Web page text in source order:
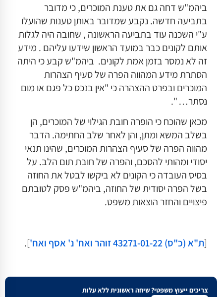
ביהמ"ש דחה גם את טענת המוכרים, כי מדובר
בתביעה חדשה. נקבע שמדובר באותן טענות שהועלו
ע"י השכנה עוד בתביעה הראשונה , שחובה היה לגלות
אותם לקונים כבר במועד הראשון שידעו עליהם . מידע
זה לא נמסר בזמן אמת לקונים. ביהמ"ש קבע כי היתה
הסתרת מידע המהווה הפרה של סעיף הצהרות
המוכרים ובפרט ההצהרה כי "אין בנכס כל פגם או מום
נסתר… ".
מכאן שהוכח כי הופרה חובת הגילוי של המוכרים, הן
בשלב המשא ומתן, והן לאחר שלב החתימה. הדבר
מהווה הפרה של סעיף הצהרות המוכרים, שהינו תנאי
יסודי ומהותי להסכם, והפרה של חובת תום הלב. על
בסיס העובדה כי הקונים לא ביקשו לבטל את החוזה
בשל הפרה יסודית של החוזה, ביהמ"ש פסק לטובתם
פיצויים והחזר הוצאות משפט.
[ת"א (כ"ס) 43271-01-22 זוהר ואח' נ' אסף ואח' ].
צריכים ייעוץ משפטי? שיחה ראשונית ללא עלות